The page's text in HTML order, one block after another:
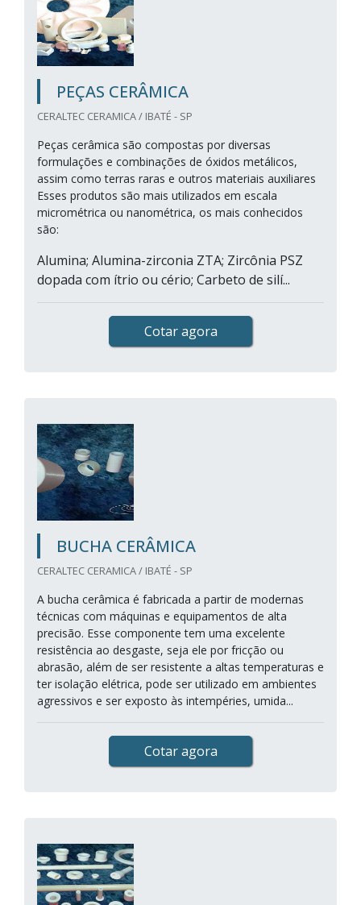
PEÇAS CERÂMICA
CERALTEC CERAMICA / IBATÉ - SP
Peças cerâmica são compostas por diversas
formulações e combinações de óxidos metálicos,
assim como terras raras e outros materiais auxiliares
Esses produtos são mais utilizados em escala
micrométrica ou nanométrica, os mais conhecidos
são:
Alumina; Alumina-zirconia ZTA; Zircônia PSZ
dopada com ítrio ou cério; Carbeto de silí...
Cotar agora
BUCHA CERÂMICA
CERALTEC CERAMICA / IBATÉ - SP
A bucha cerâmica é fabricada a partir de modernas
técnicas com máquinas e equipamentos de alta
precisão. Esse componente tem uma excelente
resistência ao desgaste, seja ele por fricção ou
abrasão, além de ser resistente a altas temperaturas e
ter isolação elétrica, pode ser utilizado em ambientes
agressivos e ser exposto às intempéries, umida...
Cotar agora